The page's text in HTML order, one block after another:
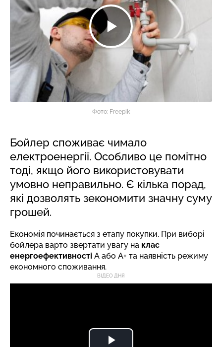
Фото: Freepik
Бойлер споживає чимало
електроенергії. Особливо це помітно
тоді, якщо його використовувати
умовно неправильно. Є кілька порад,
які дозволять зекономити значну суму
грошей.
Економія починається з етапу покупки. При виборі
бойлера варто звертати увагу на клас
енергоефективності А або A+ та наявність режиму
економного споживання.
ВІДЕО ДНЯ